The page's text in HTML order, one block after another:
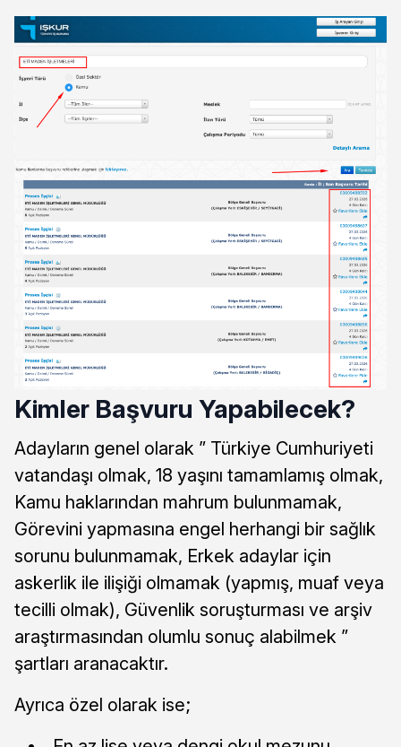
Kimler Başvuru Yapabilecek?
Adayların genel olarak ” Türkiye Cumhuriyeti
vatandaşı olmak, 18 yaşını tamamlamış olmak,
Kamu haklarından mahrum bulunmamak,
Görevini yapmasına engel herhangi bir sağlık
sorunu bulunmamak, Erkek adaylar için
askerlik ile ilişiği olmamak (yapmış, muaf veya
tecilli olmak), Güvenlik soruşturması ve arşiv
araştırmasından olumlu sonuç alabilmek ”
şartları aranacaktır.
Ayrıca özel olarak ise;